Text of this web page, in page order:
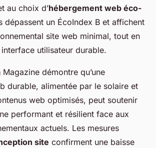
au choix d’hébergement web éco-
dépassent un ÉcoIndex B et affichent
site web minimal, tout en
utilisateur durable.
démontre qu’une
durable, alimentée par le solaire et
web optimisés, peut soutenir
performant et résilient face aux
actuels. Les mesures
site confirment une baisse